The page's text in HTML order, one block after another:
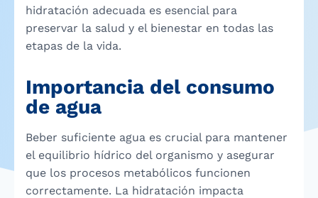
hidratación adecuada es esencial para
preservar la salud y el bienestar en todas las
etapas de la vida.
Importancia del consumo
de agua
Beber suficiente agua es crucial para mantener
el equilibrio hídrico del organismo y asegurar
que los procesos metabólicos funcionen
correctamente. La hidratación impacta